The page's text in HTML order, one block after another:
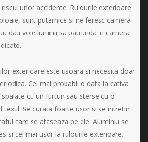
unor accidente. Rulourile exterioare
sunt puternice si ne feresc camera
dau voie luminii sa patrunda in camera
exterioare este usoara si necesita doar
Cel mai probabil o data la cativa
cu un furtun sau sterse cu o
textil. Se curata foarte usor si se intretin
care se ataseaza pe ele. Aluminiu se
si cel mai usor la rulourile exterioare.